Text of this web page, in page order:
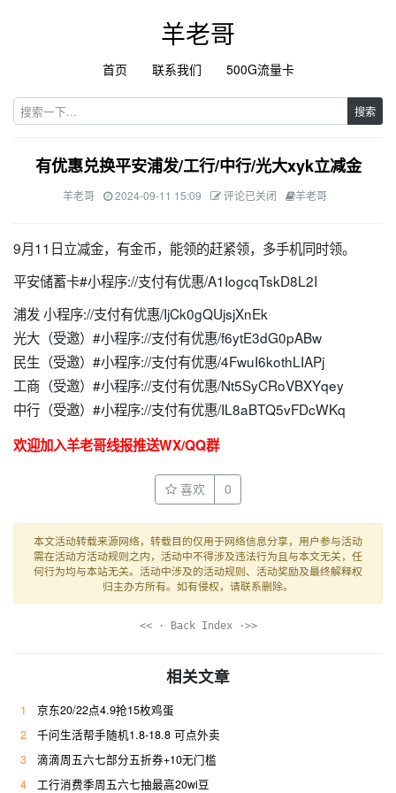
羊老哥
首页 联系我们 500G流量卡
搜索
有优惠兑换平安浦发/工行/中行/光大xyk立减金
羊老哥 2024-09-11 15:09 评论已关闭 羊老哥
9月11日立减金，有金币，能领的赶紧领，多手机同时领。
平安储蓄卡#小程序://支付有优惠/A1IogcqTskD8L2I
浦发 小程序://支付有优惠/IjCk0gQUjsjXnEk
光大（受邀）#小程序://支付有优惠/f6ytE3dG0pABw
民生（受邀）#小程序://支付有优惠/4FwuI6kothLIAPj
工商（受邀）#小程序://支付有优惠/Nt5SyCRoVBXYqey
中行（受邀）#小程序://支付有优惠/IL8aBTQ5vFDcWKq
欢迎加入羊老哥线报推送WX/QQ群
喜欢 0
本文活动转载来源网络，转载目的仅用于网络信息分享，用户参与活动
需在活动方活动规则之内，活动中不得涉及违法行为且与本文无关，任
何行为均与本站无关。活动中涉及的活动规则、活动奖励及最终解释权
归主办方所有。如有侵权，请联系删除。
<< · Back Index ·>>
相关文章
1
京东20/22点4.9抢15枚鸡蛋
2
千问生活帮手随机1.8-18.8 可点外卖
3
滴滴周五六七部分五折券+10无门槛
4
工行消费季周五六七抽最高20wi豆